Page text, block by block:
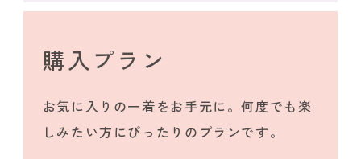
購入プラン
お気に入りの一着をお手元に。何度でも楽
しみたい方にぴったりのプランです。